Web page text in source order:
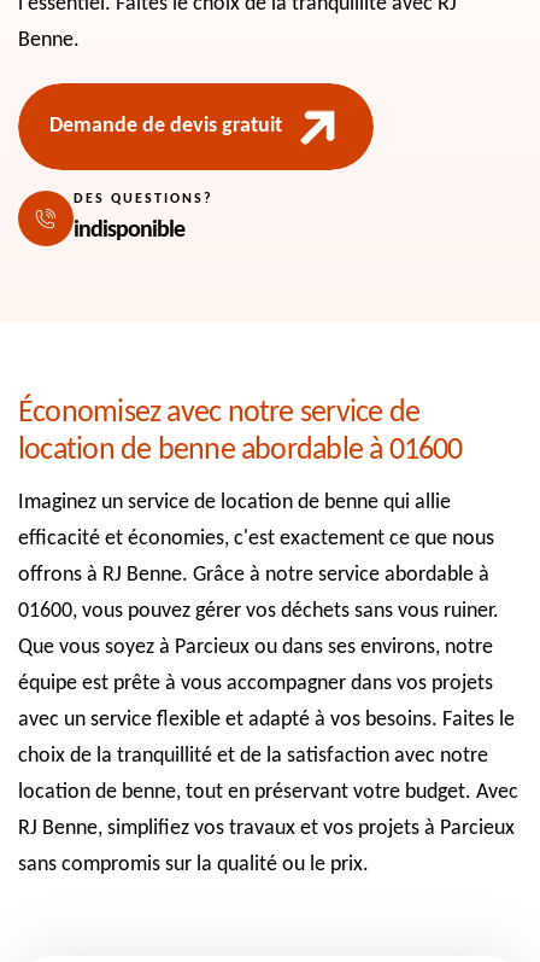
Benne.
Demande de devis gratuit
DES QUESTIONS?
indisponible
Économisez avec notre service de
location de benne abordable à 01600
Imaginez un service de location de benne qui allie
efficacité et économies, c'est exactement ce que nous
offrons à RJ Benne. Grâce à notre service abordable à
01600, vous pouvez gérer vos déchets sans vous ruiner.
Que vous soyez à Parcieux ou dans ses environs, notre
équipe est prête à vous accompagner dans vos projets
avec un service flexible et adapté à vos besoins. Faites le
choix de la tranquillité et de la satisfaction avec notre
location de benne, tout en préservant votre budget. Avec
RJ Benne, simplifiez vos travaux et vos projets à Parcieux
sans compromis sur la qualité ou le prix.